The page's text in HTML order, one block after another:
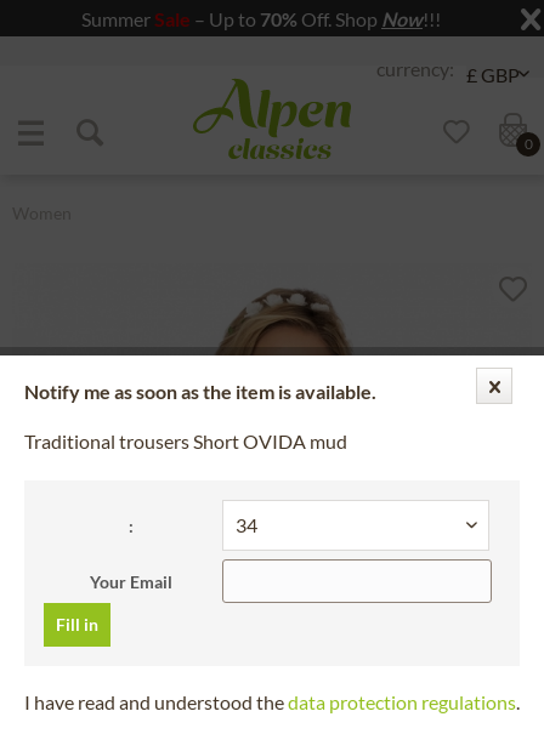
Summer Sale – Up to 70% Off. Shop Now!!!
Jump to content
0
Notify me as soon as the item is available.
Traditional trousers Short OVIDA mud
:
Your Email
Fill in
I have read and understood thedata protection regulations